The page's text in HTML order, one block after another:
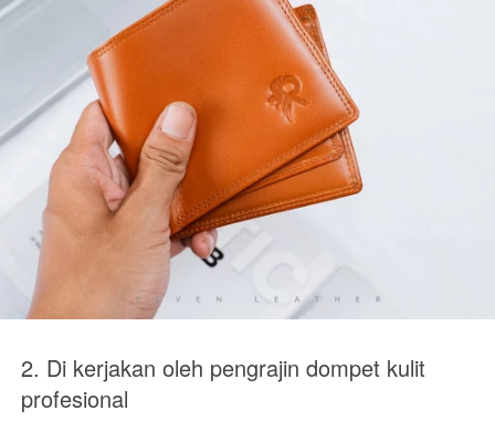
2. Di kerjakan oleh pengrajin dompet kulit
profesional